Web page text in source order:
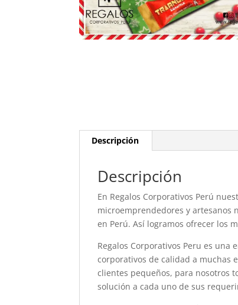
Descripción
Descripción
En Regalos Corporativos Perú
microemprendedores y artesanos
en Perú. Así logramos ofrecer los
Regalos Corporativos Peru es una
corporativos de calidad a muchas
clientes pequeños, para nosotros
solución a cada uno de sus